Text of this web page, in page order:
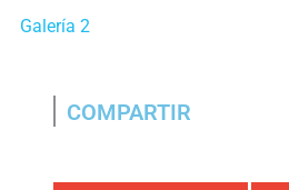
Galería 2
COMPARTIR